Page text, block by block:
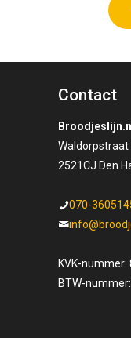
Contact
Broodjeslijn.nl
Waldorpstraat
2521CJ Den
070-
KVK-nummer:
BTW-